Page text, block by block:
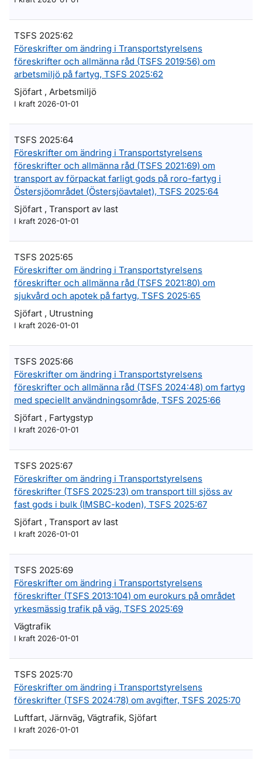
TSFS 2025:62
Föreskrifter om ändring i Transportstyrelsens
föreskrifter och allmänna råd (TSFS 2019:56) om
arbetsmiljö på fartyg, TSFS 2025:62
Sjöfart , Arbetsmiljö
I kraft 2026-01-01
TSFS 2025:64
Föreskrifter om ändring i Transportstyrelsens
föreskrifter och allmänna råd (TSFS 2021:69) om
transport av förpackat farligt gods på roro-fartyg i
Östersjöområdet (Östersjöavtalet), TSFS 2025:64
Sjöfart , Transport av last
I kraft 2026-01-01
TSFS 2025:65
Föreskrifter om ändring i Transportstyrelsens
föreskrifter och allmänna råd (TSFS 2021:80) om
sjukvård och apotek på fartyg, TSFS 2025:65
Sjöfart , Utrustning
I kraft 2026-01-01
TSFS 2025:66
Föreskrifter om ändring i Transportstyrelsens
föreskrifter och allmänna råd (TSFS 2024:48) om fartyg
med speciellt användningsområde, TSFS 2025:66
Sjöfart , Fartygstyp
I kraft 2026-01-01
TSFS 2025:67
Föreskrifter om ändring i Transportstyrelsens
föreskrifter (TSFS 2025:23) om transport till sjöss av
fast gods i bulk (IMSBC-koden), TSFS 2025:67
Sjöfart , Transport av last
I kraft 2026-01-01
TSFS 2025:69
Föreskrifter om ändring i Transportstyrelsens
föreskrifter (TSFS 2013:104) om eurokurs på området
yrkesmässig trafik på väg, TSFS 2025:69
Vägtrafik
I kraft 2026-01-01
TSFS 2025:70
Föreskrifter om ändring i Transportstyrelsens
föreskrifter (TSFS 2024:78) om avgifter, TSFS 2025:70
Luftfart, Järnväg, Vägtrafik, Sjöfart
I kraft 2026-01-01